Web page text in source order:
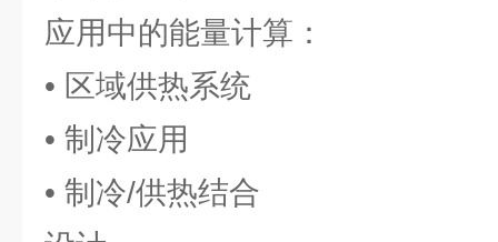
应用中的能量计算：
• 区域供热系统
• 制冷应用
• 制冷/供热结合